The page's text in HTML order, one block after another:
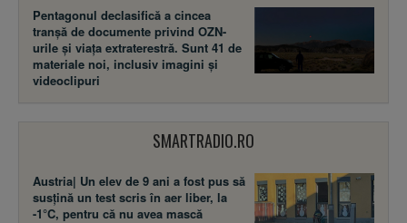
Pentagonul declasifică a cincea
tranșă de documente privind OZN-
urile și viața extraterestră. Sunt 41 de
materiale noi, inclusiv imagini și
videoclipuri
SMARTRADIO.RO
Austria| Un elev de 9 ani a fost pus să
susţină un test scris în aer liber, la
-1°C, pentru că nu avea mască